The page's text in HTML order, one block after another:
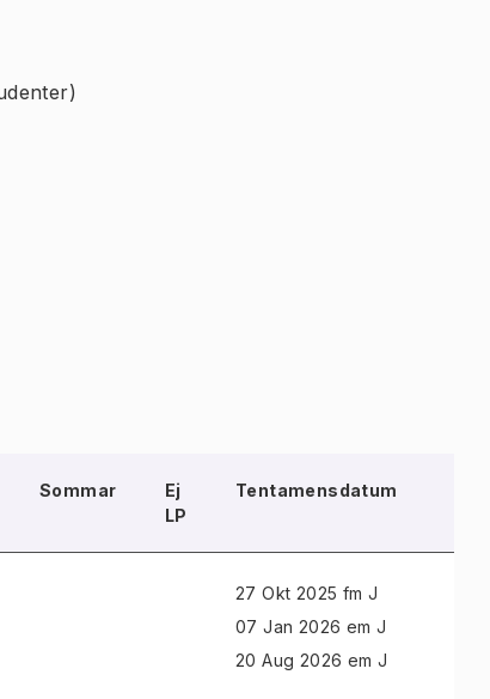
Sommar
Ej
LP
Tentamensdatum
27 Okt 2025 fm J
07 Jan 2026 em J
20 Aug 2026 em J